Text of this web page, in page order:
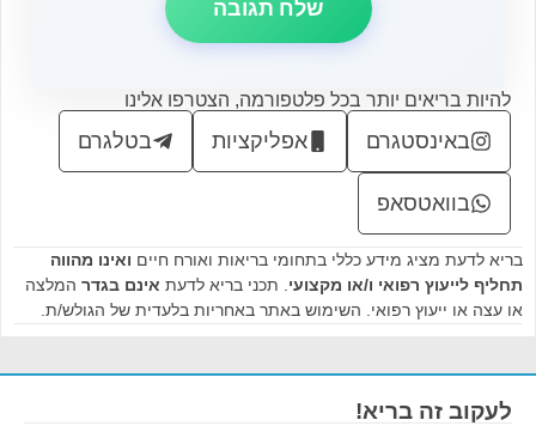
להיות בריאים יותר בכל פלטפורמה, הצטרפו אלינו
באינסטגרם אפליקציות בטלגרם
בוואטסאפ
בריא לדעת מציג מידע כללי בתחומי בריאות ואורח חיים ואינו מהווה
תחליף לייעוץ רפואי ו/או מקצועי. תכני בריא לדעת אינם בגדר המלצה
או עצה או ייעוץ רפואי. השימוש באתר באחריות בלעדית של הגולש/ת.
לעקוב זה בריא!